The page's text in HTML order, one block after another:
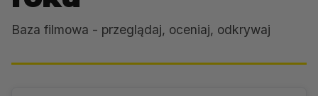
Baza filmowa - przeglądaj, oceniaj, odkrywaj